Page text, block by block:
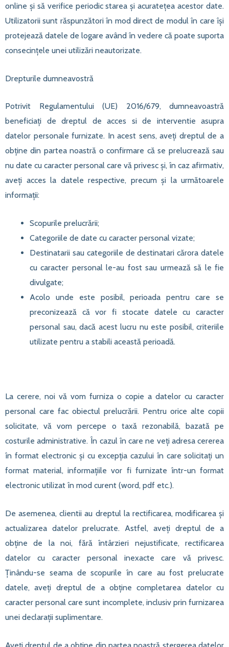
online şi să verifice periodic starea şi acurateţea acestor date.
Utilizatorii sunt răspunzători în mod direct de modul în care îşi
protejează datele de logare având în vedere că poate suporta
consecinţele unei utilizări neautorizate.
Drepturile dumneavostră
Potrivit Regulamentului (UE) 2016/679, dumneavoastră
beneficiați de dreptul de acces si de interventie asupra
datelor personale furnizate. In acest sens, aveți dreptul de a
obține din partea noastră o confirmare că se prelucrează sau
nu date cu caracter personal care vă privesc și, în caz afirmativ,
aveți acces la datele respective, precum și la următoarele
informații:
Scopurile prelucrării;
Categoriile de date cu caracter personal vizate;
Destinatarii sau categoriile de destinatari cărora datele
cu caracter personal le-au fost sau urmează să le fie
divulgate;
Acolo unde este posibil, perioada pentru care se
preconizează că vor fi stocate datele cu caracter
personal sau, dacă acest lucru nu este posibil, criteriile
utilizate pentru a stabili această perioadă.
La cerere, noi vă vom furniza o copie a datelor cu caracter
personal care fac obiectul prelucrării. Pentru orice alte copii
solicitate, vă vom percepe o taxă rezonabilă, bazată pe
costurile administrative. În cazul în care ne veți adresa cererea
în format electronic și cu excepția cazului în care solicitați un
format material, informațiile vor fi furnizate într-un format
electronic utilizat în mod curent (word, pdf etc.).
De asemenea, clientii au dreptul la rectificarea, modificarea și
actualizarea datelor prelucrate. Astfel, aveți dreptul de a
obține de la noi, fără întârzieri nejustificate, rectificarea
datelor cu caracter personal inexacte care vă privesc.
Ținându-se seama de scopurile în care au fost prelucrate
datele, aveți dreptul de a obține completarea datelor cu
caracter personal care sunt incomplete, inclusiv prin furnizarea
unei declarații suplimentare.
Aveți dreptul de a obține din partea noastră ștergerea datelor